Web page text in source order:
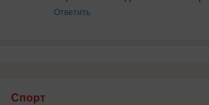
Ответить
Спорт